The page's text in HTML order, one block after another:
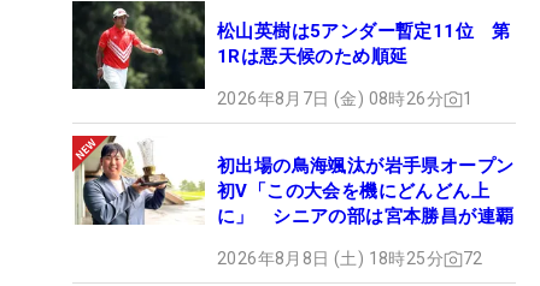
松山英樹は5アンダー暫定11位 第
1Rは悪天候のため順延
2026年8月7日 (金) 08時26分 1
初出場の鳥海颯汰が岩手県オープン
初V「この大会を機にどんどん上
に」 シニアの部は宮本勝昌が連覇
2026年8月8日 (土) 18時25分 72